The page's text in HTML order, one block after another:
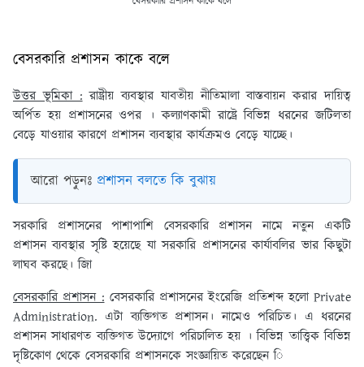
বেসরকারি প্রশাসন কাকে বলে
উত্তর ভূমিকা :রাষ্ট্রীয় ব্যবস্থার যাবতীয় নীতিমালা বাস্তবায়ন করার দায়িত্ব
অর্পিত হয় প্রশাসনের ওপর । কল্যাণকামী রাষ্ট্রে বিভিন্ন ধরনের জটিলতা
বেড়ে যাওয়ার কারণে প্রশাসন ব্যবস্থার কার্যক্রমও বেড়ে যাচ্ছে।
আরো পড়ুনঃ প্রশাসন বলতে কি বুঝায়
সরকারি প্রশাসনের পাশাপাশি বেসরকারি প্রশাসন নামে নতুন একটি
প্রশাসন ব্যবস্থার সৃষ্টি হয়েছে যা সরকারি প্রশাসনের কার্যাবলির ভার কিছুটা
লাঘব করছে। জাি
বেসরকারি প্রশাসন :বেসরকারি প্রশাসনের ইংরেজি প্রতিশব্দ হলো Private
Administration. এটা ব্যক্তিগত প্রশাসন। নামেও পরিচিত। এ ধরনের
প্রশাসন সাধারণত ব্যক্তিগত উদ্যোগে পরিচালিত হয় । বিভিন্ন তাত্ত্বিক বিভিন্ন
দৃষ্টিকোণ থেকে বেসরকারি প্রশাসনকে সংজ্ঞায়িত করেছেন ি